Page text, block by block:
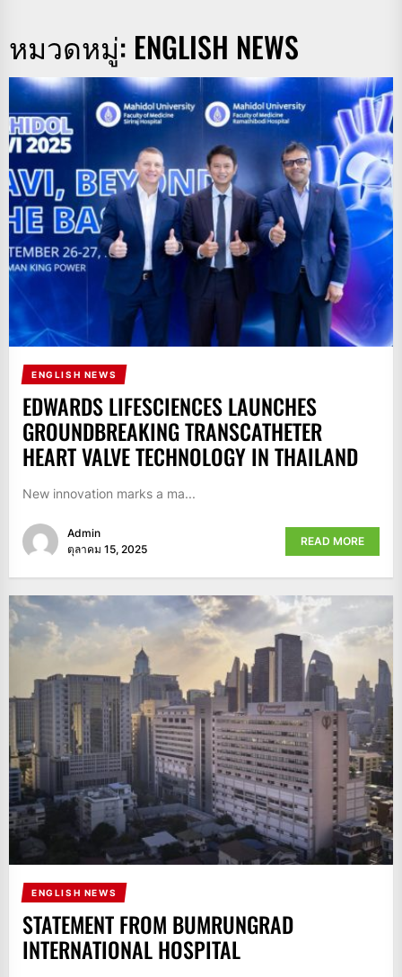
หมวดหมู่: ENGLISH NEWS
ENGLISH NEWS
EDWARDS LIFESCIENCES LAUNCHES
GROUNDBREAKING TRANSCATHETER
HEART VALVE TECHNOLOGY IN THAILAND
New innovation marks a ma...
Admin
ตุลาคม 15, 2025
READ MORE
ENGLISH NEWS
STATEMENT FROM BUMRUNGRAD
INTERNATIONAL HOSPITAL